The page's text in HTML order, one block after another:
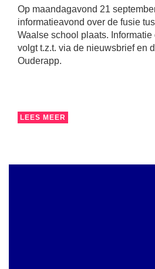
Op maandagavond 21
informatieavond over de fusie
Waalse school plaats.
volgt t.z.t. via de nieuwsbrief en
Ouderapp.
LEES MEER